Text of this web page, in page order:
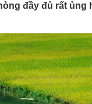
đầy đủ rất ủng